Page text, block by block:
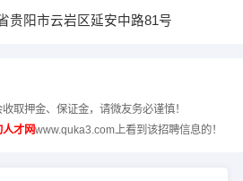
贵阳市云岩区延安中路81号
取押金、保证金，请微友务必谨慎！
人才网www.quka3.com上看到该招聘信息的！